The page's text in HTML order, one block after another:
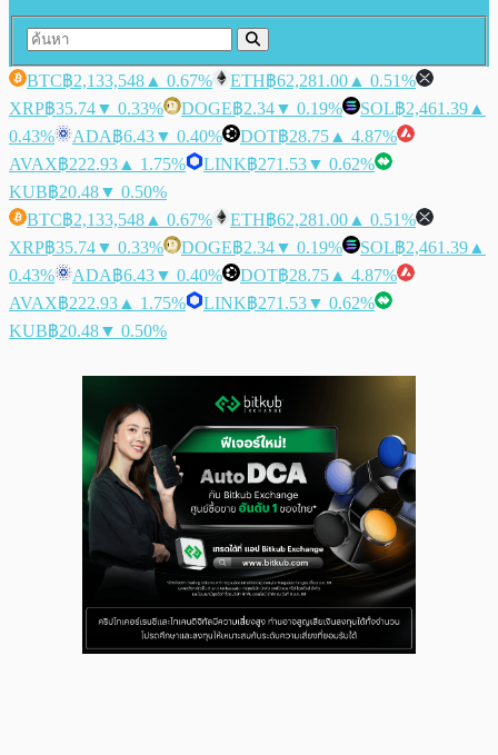
BTC฿2,133,548 ▲ 0.67% ETH฿62,281.00 ▲ 0.51%
XRP฿35.74▼ 0.33% DOGE฿2.34▼ 0.19% SOL฿2,461.39 ▲
0.43%
ADA฿6.43▼ 0.40% DOT฿28.75 ▲ 4.87%
AVAX฿222.93 ▲ 1.75% LINK฿271.53▼ 0.62%
KUB฿20.48▼ 0.50%
BTC฿2,133,548 ▲ 0.67% ETH฿62,281.00 ▲ 0.51%
XRP฿35.74▼ 0.33% DOGE฿2.34▼ 0.19% SOL฿2,461.39 ▲
0.43%
ADA฿6.43▼ 0.40% DOT฿28.75 ▲ 4.87%
AVAX฿222.93 ▲ 1.75% LINK฿271.53▼ 0.62%
KUB฿20.48▼ 0.50%